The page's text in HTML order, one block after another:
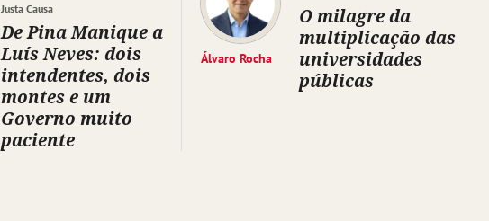
Justa Causa
De Pina Manique a
Luís Neves: dois
intendentes, dois
montes e um
Governo muito
paciente
Álvaro Rocha
O milagre da
multiplicação das
universidades
públicas